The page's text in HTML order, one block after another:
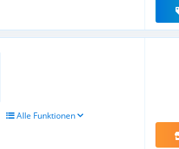
Alle Funktionen